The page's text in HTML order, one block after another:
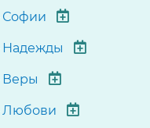
Софии
Надежды
Веры
Любови